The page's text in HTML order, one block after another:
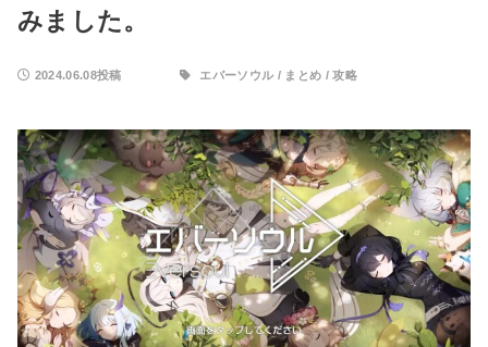
みました。
2024.06.08投稿 エバーソウル / まとめ /攻略